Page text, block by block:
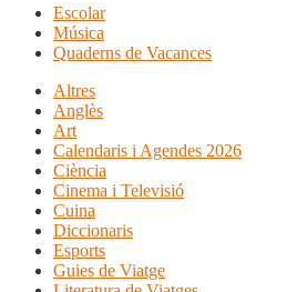
Escolar
Música
Quaderns de Vacances
Altres
Anglès
Art
Calendaris i Agendes 2026
Ciència
Cinema i Televisió
Cuina
Diccionaris
Esports
Guies de Viatge